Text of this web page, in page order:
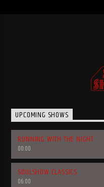
UPCOMING SHOWS
RUNNING WITH THE NIGHT
00:00
SOULSHOW CLASSICS
06:00